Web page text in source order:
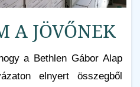
A JÖVŐNEK
a Bethlen Gábor Alap
elnyert összegből